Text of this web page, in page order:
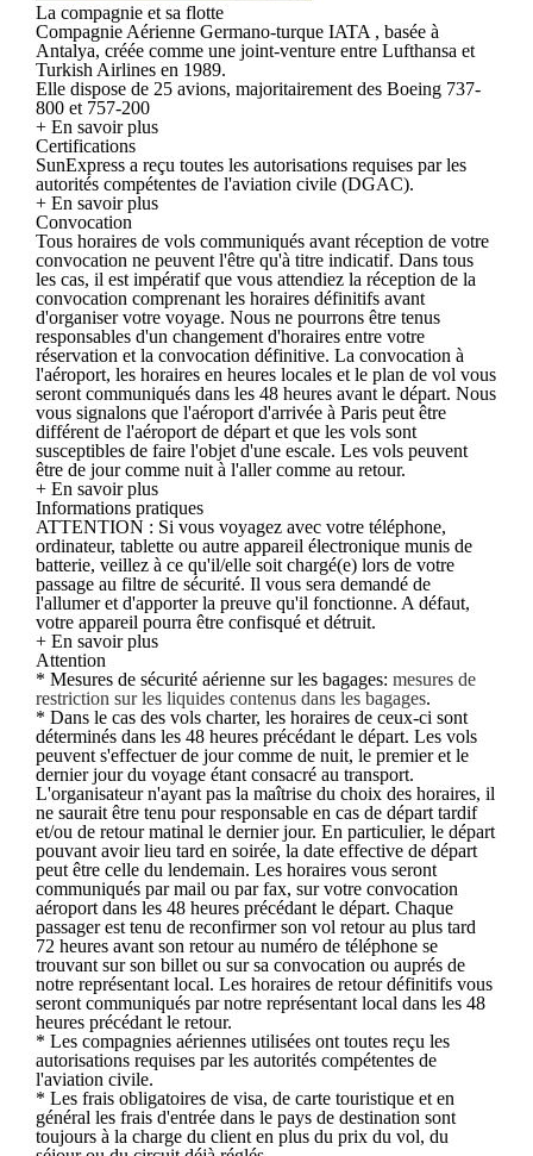
La compagnie et sa flotte
Compagnie Aérienne Germano-turque IATA , basée à
Antalya, créée comme une joint-venture entre Lufthansa et
Turkish Airlines en 1989.
Elle dispose de 25 avions, majoritairement des Boeing 737-
800 et 757-200
+ En savoir plus
Certifications
SunExpress a reçu toutes les autorisations requises par les
autorités compétentes de l'aviation civile (DGAC).
+ En savoir plus
Convocation
Tous horaires de vols communiqués avant réception de votre
convocation ne peuvent l'être qu'à titre indicatif. Dans tous
les cas, il est impératif que vous attendiez la réception de la
convocation comprenant les horaires définitifs avant
d'organiser votre voyage. Nous ne pourrons être tenus
responsables d'un changement d'horaires entre votre
réservation et la convocation définitive. La convocation à
l'aéroport, les horaires en heures locales et le plan de vol vous
seront communiqués dans les 48 heures avant le départ. Nous
vous signalons que l'aéroport d'arrivée à Paris peut être
différent de l'aéroport de départ et que les vols sont
susceptibles de faire l'objet d'une escale. Les vols peuvent
être de jour comme nuit à l'aller comme au retour.
+ En savoir plus
Informations pratiques
ATTENTION : Si vous voyagez avec votre téléphone,
ordinateur, tablette ou autre appareil électronique munis de
batterie, veillez à ce qu'il/elle soit chargé(e) lors de votre
passage au filtre de sécurité. Il vous sera demandé de
l'allumer et d'apporter la preuve qu'il fonctionne. A défaut,
votre appareil pourra être confisqué et détruit.
+ En savoir plus
Attention
* Mesures de sécurité aérienne sur les bagages: mesures de
restriction sur les liquides contenus dans les bagages.
* Dans le cas des vols charter, les horaires de ceux-ci sont
déterminés dans les 48 heures précédant le départ. Les vols
peuvent s'effectuer de jour comme de nuit, le premier et le
dernier jour du voyage étant consacré au transport.
L'organisateur n'ayant pas la maîtrise du choix des horaires, il
ne saurait être tenu pour responsable en cas de départ tardif
et/ou de retour matinal le dernier jour. En particulier, le départ
pouvant avoir lieu tard en soirée, la date effective de départ
peut être celle du lendemain. Les horaires vous seront
communiqués par mail ou par fax, sur votre convocation
aéroport dans les 48 heures précédant le départ. Chaque
passager est tenu de reconfirmer son vol retour au plus tard
72 heures avant son retour au numéro de téléphone se
trouvant sur son billet ou sur sa convocation ou auprés de
notre représentant local. Les horaires de retour définitifs vous
seront communiqués par notre représentant local dans les 48
heures précédant le retour.
* Les compagnies aériennes utilisées ont toutes reçu les
autorisations requises par les autorités compétentes de
l'aviation civile.
* Les frais obligatoires de visa, de carte touristique et en
général les frais d'entrée dans le pays de destination sont
toujours à la charge du client en plus du prix du vol, du